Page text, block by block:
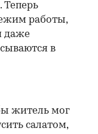
Теперь
работы,
даже
в
житель мог
салатом,